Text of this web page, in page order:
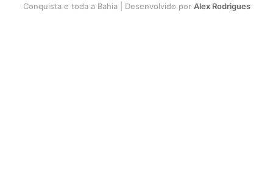
Conquista e toda a Bahia | Desenvolvido por Alex Rodrigues